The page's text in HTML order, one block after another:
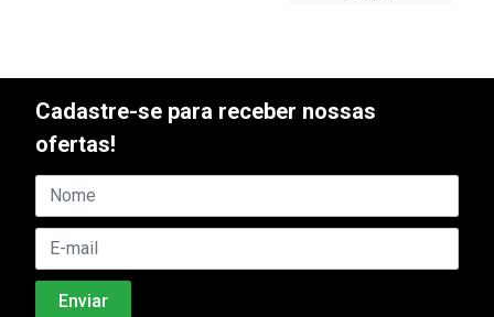
Cadastre-se para receber nossas
ofertas!